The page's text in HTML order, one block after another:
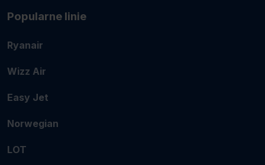
Popularne linie
Ryanair
Wizz Air
Easy Jet
Norwegian
LOT